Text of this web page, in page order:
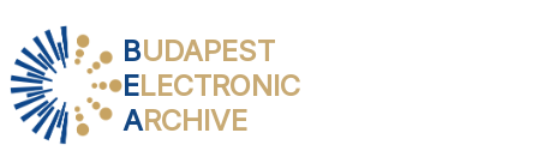
BUDAPEST
ELECTRONIC
ARCHIVE